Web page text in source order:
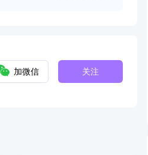
加微信 关注